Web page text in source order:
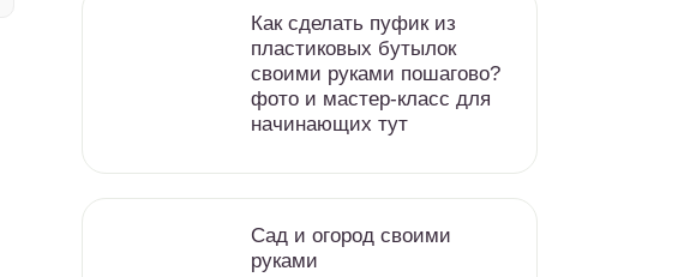
Как сделать пуфик из
пластиковых бутылок
своими руками пошагово?
фото и мастер-класс для
начинающих тут
Сад и огород своими
руками